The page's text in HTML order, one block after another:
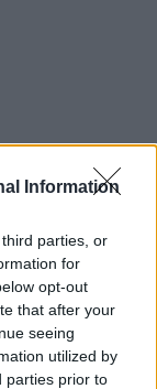
Information
parties, or
for
opt-out
that after your
seeing
utilized by
parties prior to